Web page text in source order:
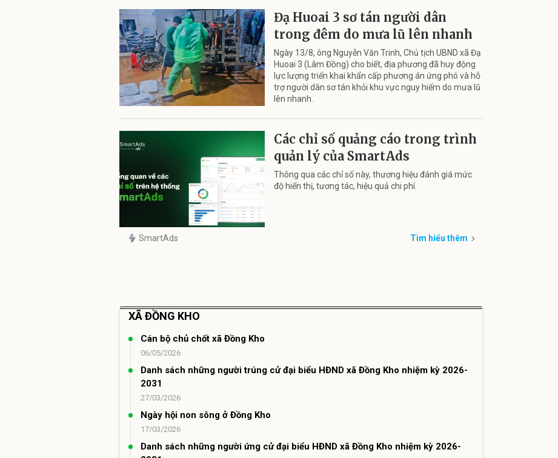
Đạ Huoai 3 sơ tán người dân
trong đêm do mưa lũ lên nhanh
Ngày 13/8, ông Nguyễn Văn Trinh, Chủ tịch UBND xã Đạ
Huoai 3 (Lâm Đồng) cho biết, địa phương đã huy động
lực lượng triển khai khẩn cấp phương án ứng phó và hỗ
trợ người dân sơ tán khỏi khu vực nguy hiểm do mưa lũ
lên nhanh.
Các chỉ số quảng cáo trong trình
quản lý của SmartAds
Thông qua các chỉ số này, thương hiệu đánh giá mức
độ hiển thị, tương tác, hiệu quả chi phí.
SmartAds Tìm hiểu thêm
XÃ ĐỒNG KHO
Cán bộ chủ chốt xã Đồng Kho
06/05/2026
Danh sách những người trúng cử đại biểu HĐND xã Đồng Kho nhiệm kỳ 2026-
2031
27/03/2026
Ngày hội non sông ở Đồng Kho
17/03/2026
Danh sách những người ứng cử đại biểu HĐND xã Đồng Kho nhiệm kỳ 2026-